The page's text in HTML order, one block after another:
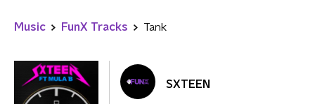
Music FunX Tracks Tank
SXTEEN